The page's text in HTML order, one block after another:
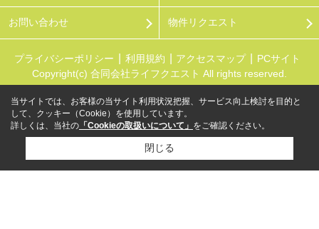
お問い合わせ 物件リクエスト
プライバシーポリシー 利用規約 アクセスマップ
PCサイト
Copyright(c) 合同会社ライフクエスト All rights reserved.
当サイトでは、お客様の当サイト利用状況把握、サービス向上検討を目的と
して、クッキー（Cookie）を使用しています。
詳しくは、当社の 「Cookieの取扱いについて」 をご確認ください。
閉じる